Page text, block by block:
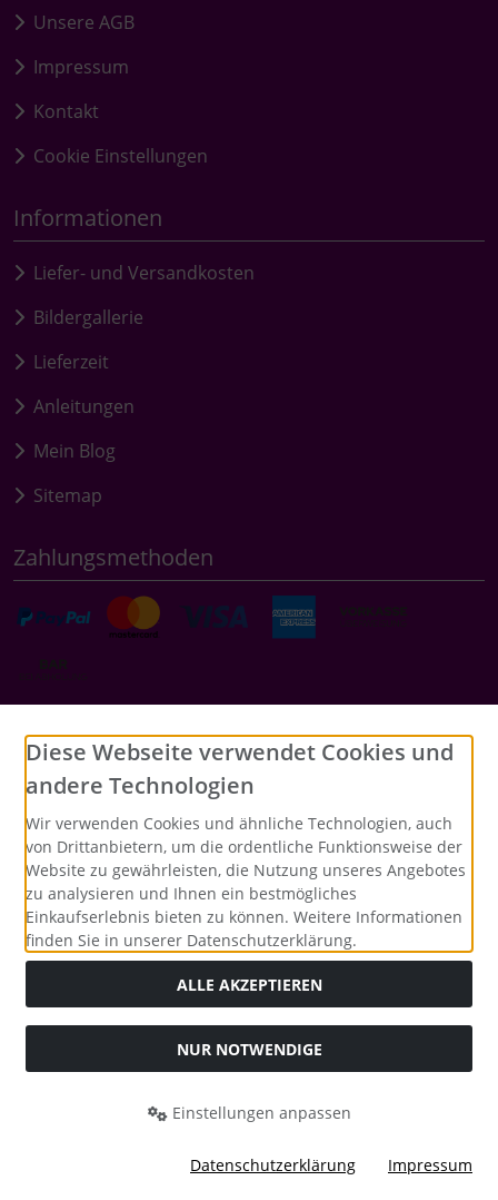
Unsere AGB
Impressum
Kontakt
Cookie Einstellungen
Informationen
Liefer- und Versandkosten
Bildergallerie
Lieferzeit
Anleitungen
Mein Blog
Sitemap
Zahlungsmethoden
Social Media
Alle Preise inkl. gesetzl. MwSt. zzgl.Versandkosten
durchgestrichenen Preise entsprechen dem bisherigen Preis
Merrys Bastelstübchen - Der kreative Shop für Bastelfans. ©
Diese Webseite verwendet Cookies und
andere Technologien
Wir verwenden Cookies und ähnliche Technologien, auch
von Drittanbietern, um die ordentliche Funktionsweise der
Website zu gewährleisten, die Nutzung unseres Angebotes
zu analysieren und Ihnen ein bestmögliches
Einkaufserlebnis bieten zu können. Weitere Informationen
finden Sie in unserer Datenschutzerklärung.
ALLE AKZEPTIEREN
NUR NOTWENDIGE
Einstellungen anpassen
Datenschutzerklärung Impressum